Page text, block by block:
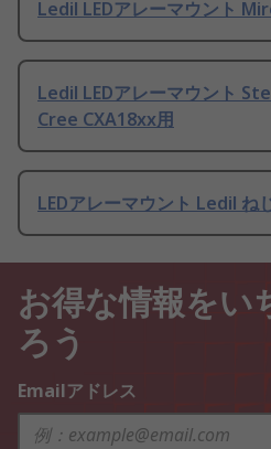
Ledil LEDアレーマウント
Ledil LEDアレーマウント
Cree CXA18xx用
LEDアレーマウント Ledil ね
お得な情報をい
ろう
Emailアドレス